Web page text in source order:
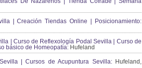
| Creación Tiendas Online | Posicionamiento:
| Curso de Reflexología Podal Sevilla | Curso de
básico de Homeopatía: Hufeland
| Cursos de Acupuntura Sevilla:Hufeland,